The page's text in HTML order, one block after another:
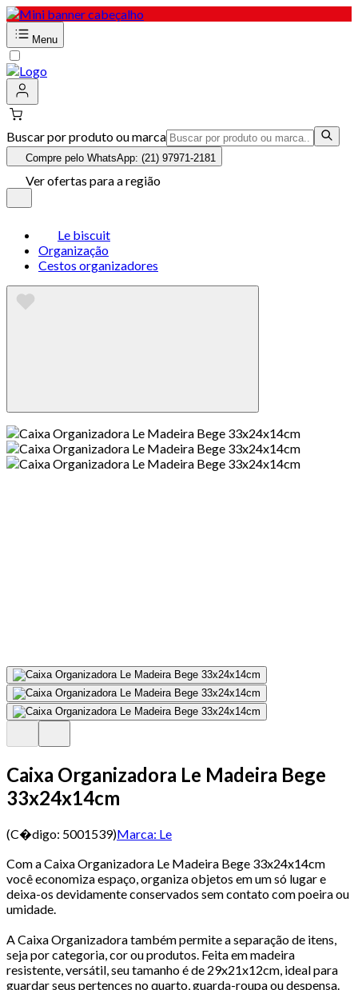
Menu
Buscar por produto ou marca
Compre pelo WhatsApp: (21) 97971-2181
Ver ofertas para a região
Le biscuit
Organização
Cestos organizadores
Caixa Organizadora Le Madeira Bege
33x24x14cm
(C�digo: 5001539)Marca: Le
Com a Caixa Organizadora Le Madeira Bege 33x24x14cm
você economiza espaço, organiza objetos em um só lugar e
deixa-os devidamente conservados sem contato com poeira ou
umidade.
A Caixa Organizadora também permite a separação de itens,
seja por categoria, cor ou produtos. Feita em madeira
resistente, versátil, seu tamanho é de 29x21x12cm, ideal para
guardar seus pertences no quarto, guarda-roupa ou despensa.